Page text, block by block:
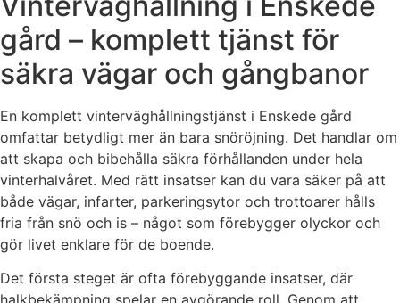
gård – komplett tjänst för
säkra vägar och gångbanor
En komplett vinterväghållningstjänst i Enskede gård
omfattar betydligt mer än bara snöröjning. Det handlar om
att skapa och bibehålla säkra förhållanden under hela
vinterhalvåret. Med rätt insatser kan du vara säker på att
både vägar, infarter, parkeringsytor och trottoarer hålls
fria från snö och is – något som förebygger olyckor och
gör livet enklare för de boende.
Det första steget är ofta förebyggande insatser, där